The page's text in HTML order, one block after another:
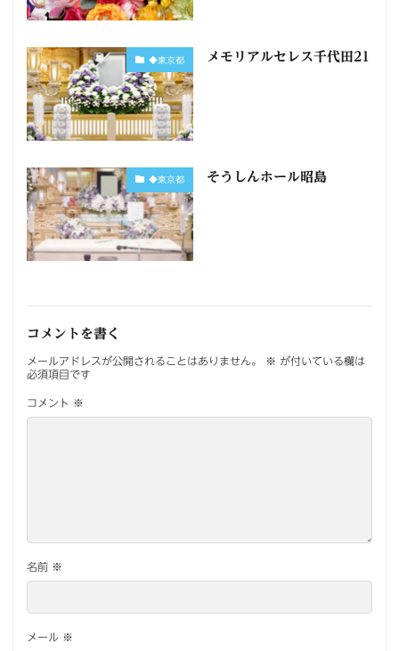
◆東京都 メモリアルセレス千代田21
◆東京都 そうしんホール昭島
コメントを書く
メールアドレスが公開されることはありません。 ※ が付いている欄は
必須項目です
コメント ※
名前 ※
メール ※